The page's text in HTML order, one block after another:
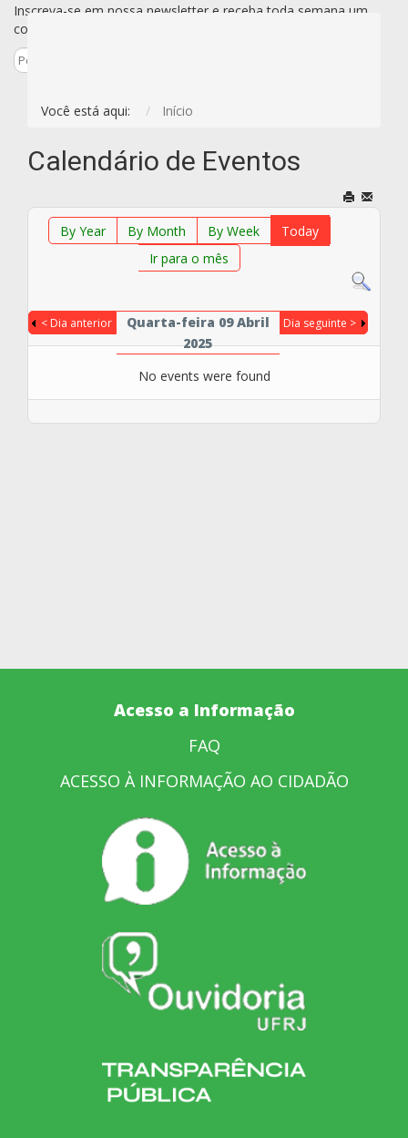
Inscreva-se em nossa newsletter e receba toda semana um
conjunto de todas as novidades de uma vez só por e-mail.
Você está aqui: Início
Calendário de Eventos
By Year By Month By Week
Today
Ir para o mês
< Dia anterior
Quarta-feira 09 Abril
2025
Dia seguinte >
No events were found
Acesso a Informação
FAQ
ACESSO À INFORMAÇÃO AO CIDADÃO